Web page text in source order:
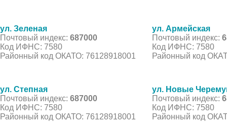
ул. Зеленая
Почтовый индекс: 687000
Код ИФНС: 7580
Районный код ОКАТО: 76128918001
ул. Армейская
Почтовый индекс:
Код ИФНС: 7580
Районный код
ул. Степная
Почтовый индекс: 687000
Код ИФНС: 7580
Районный код ОКАТО: 76128918001
ул. Новые
Почтовый индекс:
Код ИФНС: 7580
Районный код